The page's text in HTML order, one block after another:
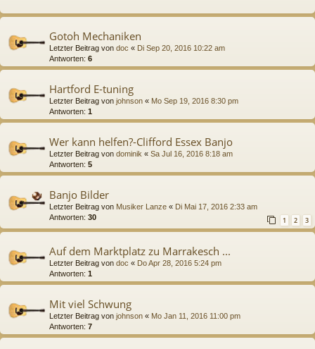
Gotoh Mechaniken
Letzter Beitrag von doc « Di Sep 20, 2016 10:22 am
Antworten: 6
Hartford E-tuning
Letzter Beitrag von johnson « Mo Sep 19, 2016 8:30 pm
Antworten: 1
Wer kann helfen?-Clifford Essex Banjo
Letzter Beitrag von dominik « Sa Jul 16, 2016 8:18 am
Antworten: 5
Banjo Bilder
Letzter Beitrag von Musiker Lanze « Di Mai 17, 2016 2:33 am
Antworten: 30 1 2 3
Auf dem Marktplatz zu Marrakesch ...
Letzter Beitrag von doc « Do Apr 28, 2016 5:24 pm
Antworten: 1
Mit viel Schwung
Letzter Beitrag von johnson « Mo Jan 11, 2016 11:00 pm
Antworten: 7